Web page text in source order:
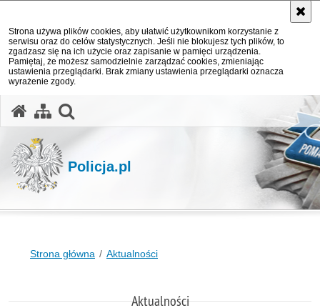
Strona używa plików cookies, aby ułatwić użytkownikom korzystanie z
serwisu oraz do celów statystycznych. Jeśli nie blokujesz tych plików, to
zgadzasz się na ich użycie oraz zapisanie w pamięci urządzenia.
Pamiętaj, że możesz samodzielnie zarządzać cookies, zmieniając
ustawienia przeglądarki. Brak zmiany ustawienia przeglądarki oznacza
wyrażenie zgody.
Policja.pl
Strona główna Aktualności
Aktualności